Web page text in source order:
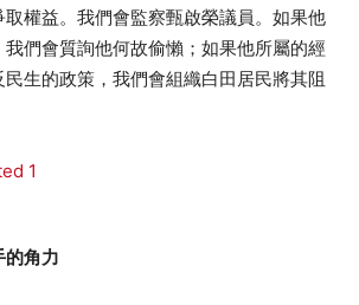
權益。我們會監察甄啟榮議員。如果他
們會質詢他何故偷懶；如果他所屬的經
生的政策，我們會組織白田居民將其阻
角力